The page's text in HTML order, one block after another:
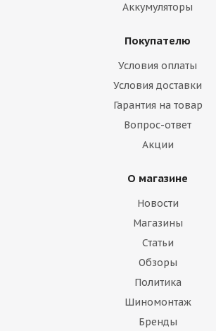
Аккумуляторы
Покупателю
Условия оплаты
Условия доставки
Гарантия на товар
Вопрос-ответ
Акции
О магазине
Новости
Магазины
Статьи
Обзоры
Политика
Шиномонтаж
Бренды